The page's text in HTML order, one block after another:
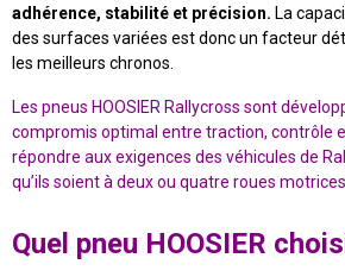
adhérence, stabilité et précision. La
des surfaces variées est donc un facteur
les meilleurs chronos.
Les pneus HOOSIER Rallycross sont
compromis optimal entre traction, contrôle
répondre aux exigences des véhicules de
qu’ils soient à deux ou quatre roues
Quel pneu HOOSIER